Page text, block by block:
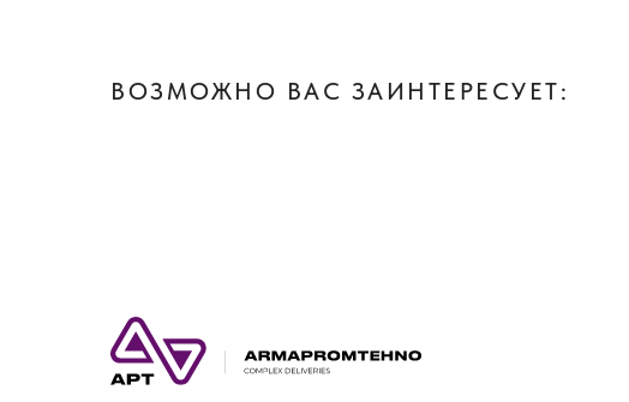
ВОЗМОЖНО ВАС ЗАИНТЕРЕСУЕТ: